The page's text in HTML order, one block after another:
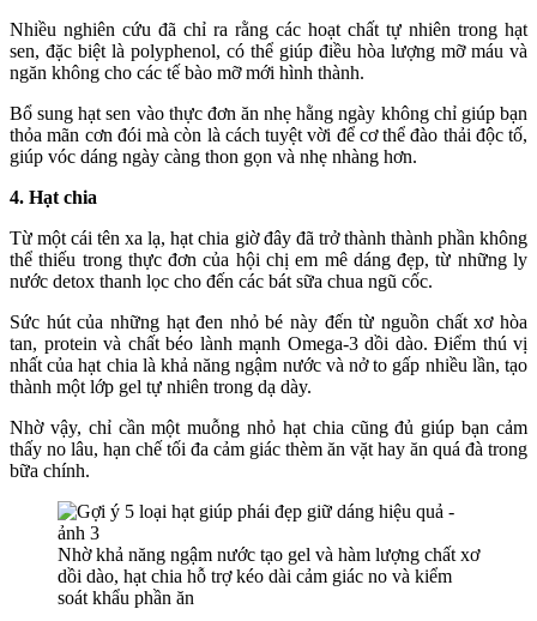
Nhiều nghiên cứu đã chỉ ra rằng các hoạt chất tự nhiên trong hạt
sen, đặc biệt là polyphenol, có thể giúp điều hòa lượng mỡ máu và
ngăn không cho các tế bào mỡ mới hình thành.
Bổ sung hạt sen vào thực đơn ăn nhẹ hằng ngày không chỉ giúp bạn
thỏa mãn cơn đói mà còn là cách tuyệt vời để cơ thể đào thải độc tố,
giúp vóc dáng ngày càng thon gọn và nhẹ nhàng hơn.
4. Hạt chia
Từ một cái tên xa lạ, hạt chia giờ đây đã trở thành thành phần không
thể thiếu trong thực đơn của hội chị em mê dáng đẹp, từ những ly
nước detox thanh lọc cho đến các bát sữa chua ngũ cốc.
Sức hút của những hạt đen nhỏ bé này đến từ nguồn chất xơ hòa
tan, protein và chất béo lành mạnh Omega-3 dồi dào. Điểm thú vị
nhất của hạt chia là khả năng ngậm nước và nở to gấp nhiều lần, tạo
thành một lớp gel tự nhiên trong dạ dày.
Nhờ vậy, chỉ cần một muỗng nhỏ hạt chia cũng đủ giúp bạn cảm
thấy no lâu, hạn chế tối đa cảm giác thèm ăn vặt hay ăn quá đà trong
bữa chính.
Nhờ khả năng ngậm nước tạo gel và hàm lượng chất xơ
dồi dào, hạt chia hỗ trợ kéo dài cảm giác no và kiểm
soát khẩu phần ăn